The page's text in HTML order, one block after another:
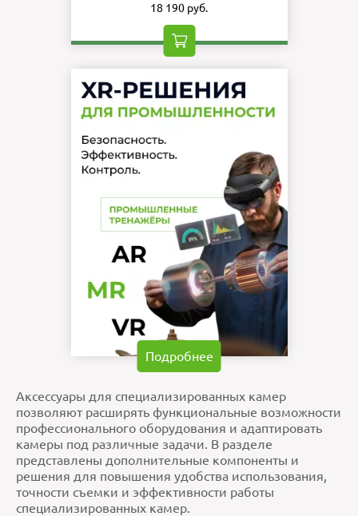
18 190 руб.
Подробнее
Аксессуары для специализированных камер
позволяют расширять функциональные возможности
профессионального оборудования и адаптировать
камеры под различные задачи. В разделе
представлены дополнительные компоненты и
решения для повышения удобства использования,
точности съемки и эффективности работы
специализированных камер.